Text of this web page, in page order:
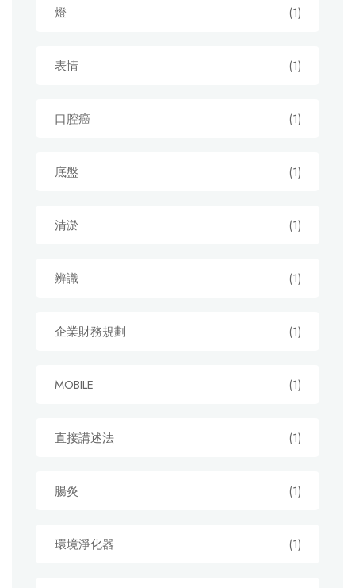
燈 (1)
表情 (1)
口腔癌 (1)
底盤 (1)
清淤 (1)
辨識 (1)
企業財務規劃 (1)
MOBILE (1)
直接講述法 (1)
腸炎 (1)
環境淨化器 (1)